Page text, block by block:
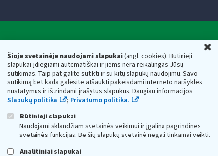
Šioje svetainėje naudojami slapukai(angl. cookies). Būtinieji
slapukai įdiegiami automatiškai ir jiems nėra reikalingas Jūsų
sutikimas. Taip pat galite sutikti ir su kitų slapukų naudojimu. Savo
sutikimą bet kada galėsite atšaukti pakeisdami interneto naršyklės
nustatymus ir ištrindami įrašytus slapukus. Daugiau informacijos
Slapukų politika
; Privatumo politika.
Būtinieji slapukai
Naudojami sklandžiam svetainės veikimui ir įgalina pagrindines
svetainės funkcijas. Be šių slapukų svetainė negali tinkamai veikti.
Analitiniai slapukai
Respublikos finansų ministerijos
Biudžetinė įstaiga. Juridinio asmens kodas — 188659752,
adresas: Vasario 16-osios g. 14, 01107 Vilnius, Lietuva, el.paštas:
vmi@vmi.lt, E. pristatymo dėžutės adresas 188659752
Duomenys apie Valstybinę mokesčių inspekciją prie Lietuvos
Respublikos finansų ministerijos kaupiami ir saugomi Juridinių